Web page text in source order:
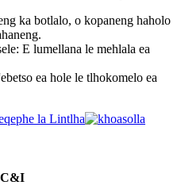
ka botlalo, o kopaneng haholo
E lumellana le mehlala ea
ea hole le tlhokomelo ea
la Lintlha
C&I